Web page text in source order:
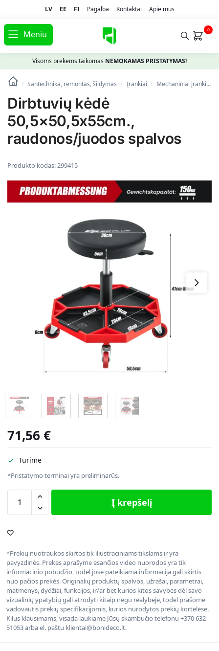
LV EE FI Pagalba Kontaktai Apie mus
Meniu 0
Visoms prekėms taikomas NEMOKAMAS PRISTATYMAS!
/ Santechnika, remontas, šildymas / Įrankiai / Mechaniniai įrankiai
Dirbtuvių kėdė
50,5×50,5x55cm.,
raudonos/juodos spalvos
Produkto kodas:299415
71,56 €
Turime
*Pristatymo terminai yra preliminarūs.
Į krepšelį
*Prekių nuotraukos skirtos tik iliustraciniams tikslams ir yra
pavyzdinės. Prekės aprašyme esančios video nuorodos yra tik
informacinio pobūdžio, todėl jose pateikiama informacija gali skirtis
nuo pačios prekės. Originalių produktų spalvos, užrašai, parametrai,
matmenys, dydžiai, funkcijos, ir/ar bet kurios kitos savybės dėl savo
vizualinių ypatybių gali atrodyti kitaip negu realybėje, todėl prašome
vadovautis prekių specifikacijomis, kurios nurodytos prekių kortelėse.
Kilus klausimams, visada laukiame Jūsų skambučio telefonu +370 632
51053 arba el. paštu klientai@bonideco.lt.